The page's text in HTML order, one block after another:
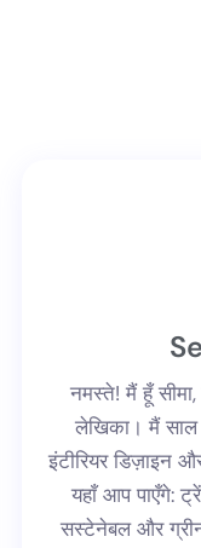
नमस्ते! मैं हूँ
लेखिका। मैं साल
इंटीरियर डिज़ाइन
यहाँ आप पाएँगे:
सस्टेनेबल और ग्रीन